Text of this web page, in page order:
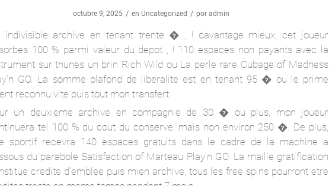
octubre 9, 2025 / en Uncategorized / por admin
indivisible archive en tenant trente � , ! davantage mieux, cet joueur
100 % parmi valeur du depot , ! 110 espaces non payants avec la
sur thunes un brin Rich Wild ou La perle rare Cubage of Madness
GO. La somme plafond de liberalite est en tenant 95 � ou le prime
reconnu vite puis tout mon transfert.
un deuxieme archive en compagnie de 30 � ou plus, mon joueur
tel 100 % du cout du conserve, mais non environ 250 �. De plus,
sportif recevra 140 espaces gratuits dans le cadre de la machine a
du parabole Satisfaction of Marteau Play’n GO. La maille gratification
credite d’emblee puis mien archive, tous les free spins pourront etre